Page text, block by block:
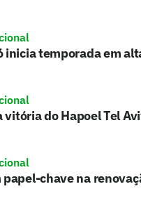
inicia temporada em
vitória do Hapoel Tel
chave na